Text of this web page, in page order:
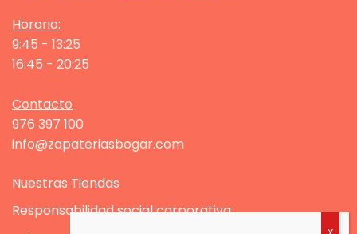
Horario:
9:45 - 13:25
16:45 - 20:25
Contacto
976 397 100
info@zapateriasbogar.com
Nuestras Tiendas
Responsabilidad social corporativa